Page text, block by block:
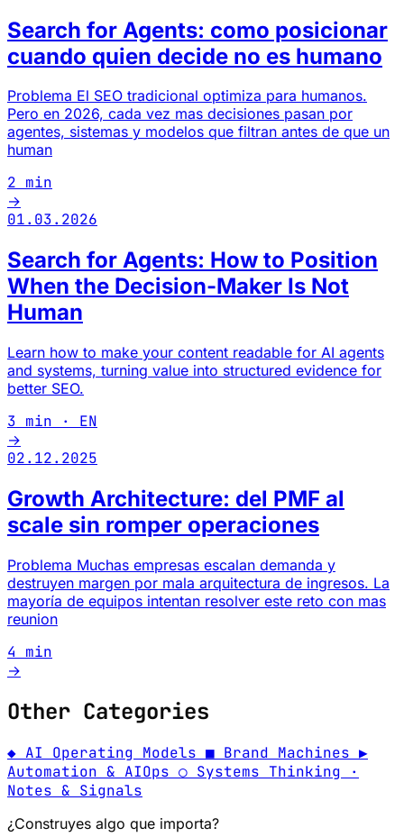
Search for Agents: como posicionar
cuando quien decide no es humano
Problema El SEO tradicional optimiza para humanos.
Pero en 2026, cada vez mas decisiones pasan por
agentes, sistemas y modelos que filtran antes de que un
human
2 min
→
01.03.2026
Search for Agents: How to Position
When the Decision-Maker Is Not
Human
Learn how to make your content readable for AI agents
and systems, turning value into structured evidence for
better SEO.
3 min · EN
→
02.12.2025
Growth Architecture: del PMF al
scale sin romper operaciones
Problema Muchas empresas escalan demanda y
destruyen margen por mala arquitectura de ingresos. La
mayoría de equipos intentan resolver este reto con mas
reunion
4 min
→
Other Categories
◆ AI Operating Models ■ Brand Machines ▶
Automation & AIOps ○ Systems Thinking
·
Notes & Signals
¿Construyes algo que importa?